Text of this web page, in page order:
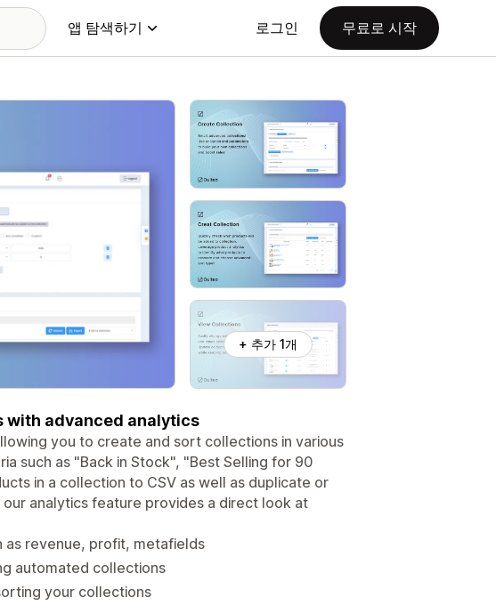
앱 탐색하기 로그인 무료로 시작
+ 추가 1개
with advanced analytics
you to create and sort collections in various
such as "Back in Stock", "Best Selling for 90
in a collection to CSV as well as duplicate or
analytics feature provides a direct look at
as revenue, profit, metafields
automated collections
your collections